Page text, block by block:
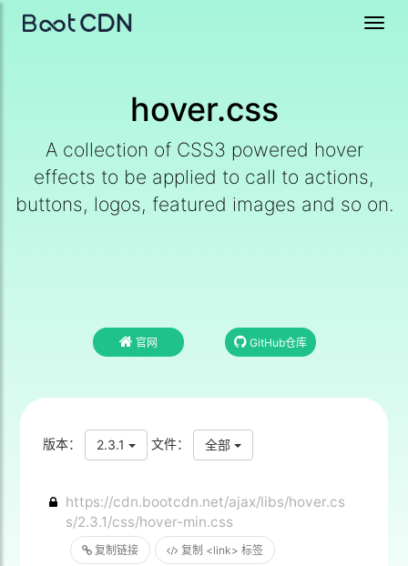
hover.css
A collection of CSS3 powered hover
effects to be applied to call to actions,
buttons, logos, featured images and so on.
官网 GitHub仓库
版本： 2.3.1 文件： 全部
复制链接 复制 <link> 标签
https://cdn.bootcdn.net/ajax/libs/hover.cs
s/2.3.1/css/hover-min.css